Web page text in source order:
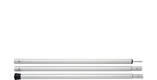
ก่อนตัดสินใจซื้อสินค้า เราอยาก